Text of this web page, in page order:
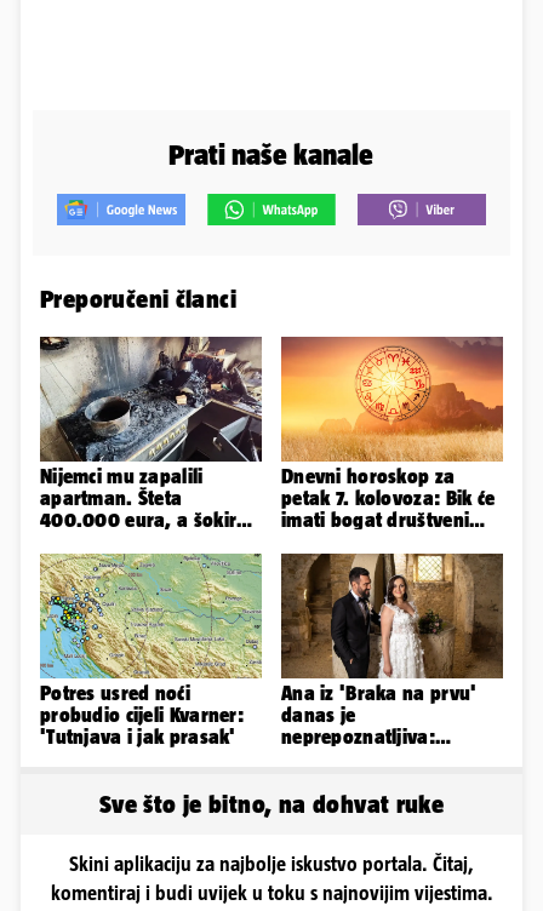
Prati naše kanale
Preporučeni članci
Nijemci mu zapalili
apartman. Šteta
400.000 eura, a šokirao
Dnevni horoskop za
petak 7. kolovoza: Bik će
imati bogat društveni
Potres usred noći
probudio cijeli Kvarner:
'Tutnjava i jak prasak'
Ana iz 'Braka na prvu'
danas je
neprepoznatljiva:
Sve što je bitno, na dohvat ruke
Skini aplikaciju za najbolje iskustvo portala. Čitaj,
komentiraj i budi uvijek u toku s najnovijim vijestima.